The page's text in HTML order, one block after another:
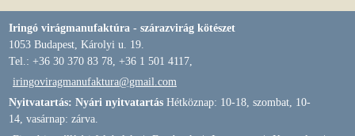
Iringó virágmanufaktúra - szárazvirág kötészet
1053 Budapest, Károlyi u. 19.
Tel.: +36 30 370 83 78, +36 1 501 4117,
iringoviragmanufaktura@gmail.com
Nyitvatartás: Nyári nyitvatartás Hétköznap: 10-18, szombat, 10-
14, vasárnap: zárva.